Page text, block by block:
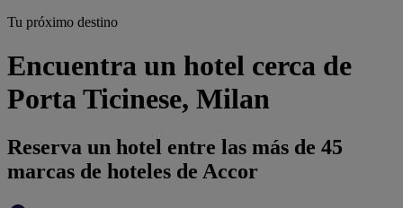
Tu próximo destino
Encuentra un hotel cerca de
Porta Ticinese, Milan
Reserva un hotel entre las más de 45
marcas de hoteles de Accor